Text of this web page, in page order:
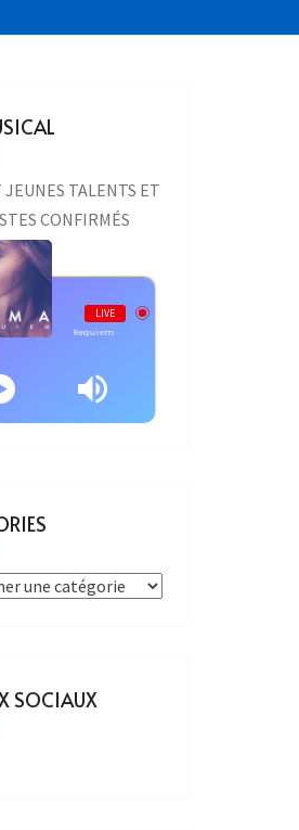
JEUNES TALENTS ET
CONFIRMÉS
Live AURAONE
LIVE
Alma - Requiem
SOCIAUX